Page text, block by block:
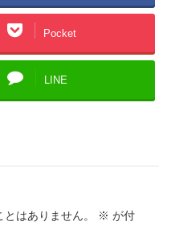
Pocket
LINE
はありません。 ※ が付